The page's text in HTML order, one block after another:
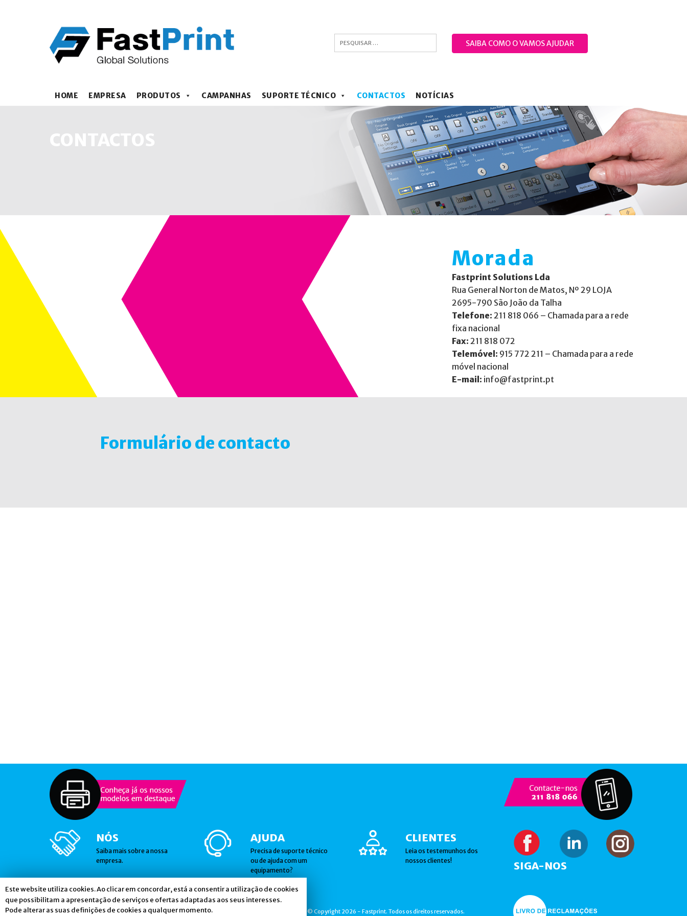
SAIBA COMO O VAMOS AJUDAR
HOME EMPRESA PRODUTOS CAMPANHAS SUPORTE TÉCNICO CONTACTOS NOTÍCIAS
CONTACTOS
Morada
Fastprint Solutions Lda
Rua General Norton de Matos, Nº 29 LOJA
2695-790 São João da Talha
Telefone: 211 818 066 – Chamada para a rede
fixa nacional
Fax: 211 818 072
Telemóvel: 915 772 211 – Chamada para a rede
móvel nacional
E-mail: info@fastprint.pt
Formulário de contacto
NÓS
Saiba mais sobre a nossa
empresa.
AJUDA
Precisa de suporte técnico
ou de ajuda com um
equipamento?
CLIENTES
Leia os testemunhos dos
nossos clientes!
SIGA-NOS
Gostaria de receber notícias nossas?
© Copyright 2026 - Fastprint. Todos os direitos reservados.
Este website utiliza cookies. Ao clicar em concordar, está a consentir a utilização de cookies
que possibilitam a apresentação de serviços e ofertas adaptadas aos seus interesses.
Pode alterar as suas definições de cookies a qualquer momento.